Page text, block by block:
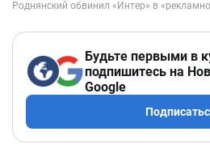
Будьте первыми в
подпишитесь на
Google